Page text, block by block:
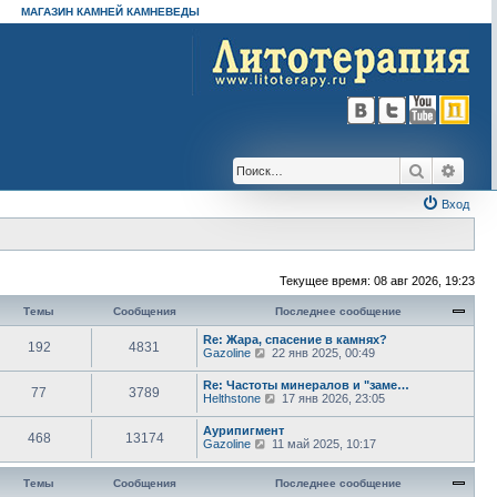
МАГАЗИН КАМНЕЙ КАМНЕВЕДЫ
Поиск
Вход
Текущее время: 08 авг 2026, 19:23
Темы Сообщения Последнее сообщение
192 4831
Re: Жара, спасение в камнях?
Gazoline
П
е
й
т
и
о
22 янв 2025, 00:49
77 3789
Re: Частоты минералов и "заме…
Helthstone
П
е
й
т
и
к
17 янв 2026, 23:05
468 13174
Аурипигмент
Gazoline
П
р
11 май 2025, 10:17
Темы Сообщения Последнее сообщение